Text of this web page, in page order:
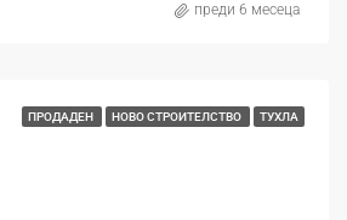
преди 6 месеца
ПРОДАДЕН НОВО СТРОИТЕЛСТВО ТУХЛА